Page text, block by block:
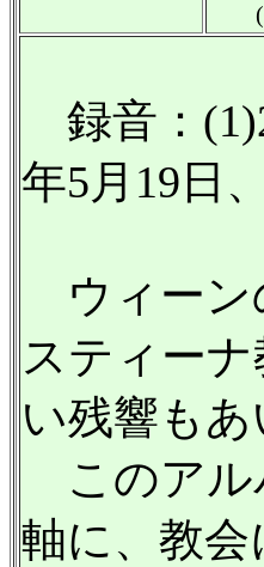
(6)
録音：
年5月19日
ウィーン
スティー
い残響も
このアル
軸に、教